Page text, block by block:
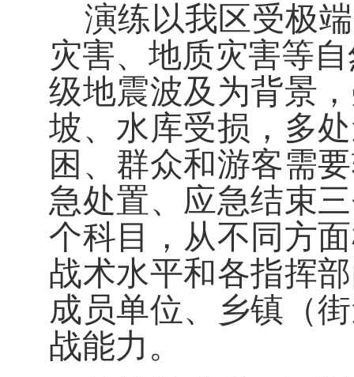
演练以我区受极
灾害、地质灾害等
级地震波及为背景
坡、水库受损，多
困、群众和游客需
急处置、应急结束
个科目，从不同方
战术水平和各指挥
成员单位、乡镇（
战能力。